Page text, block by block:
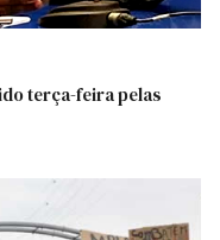
terça-feira pelas